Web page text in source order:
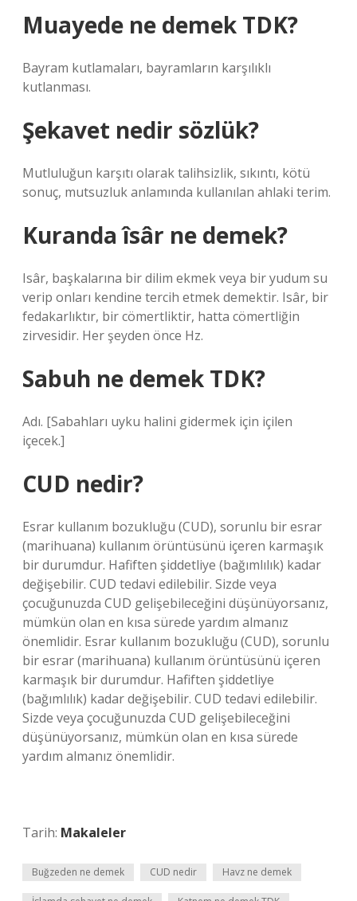
Muayede ne demek TDK?
Bayram kutlamaları, bayramların karşılıklı
kutlanması.
Şekavet nedir sözlük?
Mutluluğun karşıtı olarak talihsizlik, sıkıntı, kötü
sonuç, mutsuzluk anlamında kullanılan ahlaki terim.
Kuranda îsâr ne demek?
Isâr, başkalarına bir dilim ekmek veya bir yudum su
verip onları kendine tercih etmek demektir. Isâr, bir
fedakarlıktır, bir cömertliktir, hatta cömertliğin
zirvesidir. Her şeyden önce Hz.
Sabuh ne demek TDK?
Adı. [Sabahları uyku halini gidermek için içilen
içecek.]
CUD nedir?
Esrar kullanım bozukluğu (CUD), sorunlu bir esrar
(marihuana) kullanım örüntüsünü içeren karmaşık
bir durumdur. Hafiften şiddetliye (bağımlılık) kadar
değişebilir. CUD tedavi edilebilir. Sizde veya
çocuğunuzda CUD gelişebileceğini düşünüyorsanız,
mümkün olan en kısa sürede yardım almanız
önemlidir. Esrar kullanım bozukluğu (CUD), sorunlu
bir esrar (marihuana) kullanım örüntüsünü içeren
karmaşık bir durumdur. Hafiften şiddetliye
(bağımlılık) kadar değişebilir. CUD tedavi edilebilir.
Sizde veya çocuğunuzda CUD gelişebileceğini
düşünüyorsanız, mümkün olan en kısa sürede
yardım almanız önemlidir.
Tarih: Makaleler
Buğzeden ne demek CUD nedir Havz ne demek